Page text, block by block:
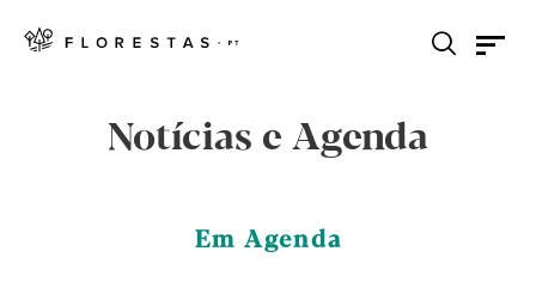
Notícias e Agenda
Em Agenda